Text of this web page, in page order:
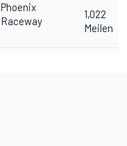
Phoenix
Raceway
1,022
Meilen